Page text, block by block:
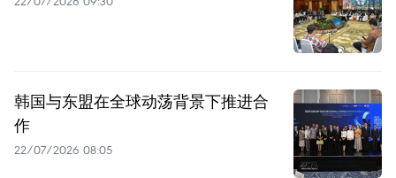
韩国与东盟在全球动荡背景下推进合
作
22/07/2026 08:05